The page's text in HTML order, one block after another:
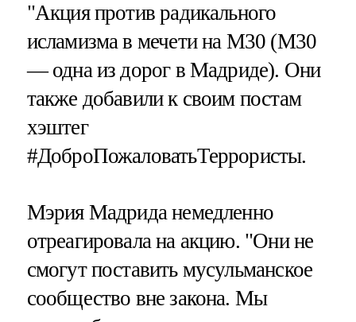
"Акция против радикального
исламизма в мечети на М30 (М30
— одна из дорог в Мадриде). Они
также добавили к своим постам
хэштег
#ДоброПожаловатьТеррористы.
Мэрия Мадрида немедленно
отреагировала на акцию. "Они не
смогут поставить мусульманское
сообщество вне закона. Мы